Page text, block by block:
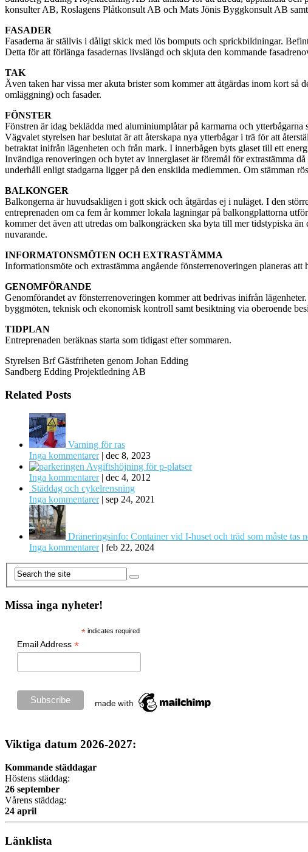
konsulter AB, Roslagens Plåtkonsult AB och Mats Jönis Byggkonsult AB
FASADER
Fasaderna är ställvis i dåligt skick med lös bomputs och sprickbildningar.
Detta för att förlänga fasadernas livslängd och skjuta den kommande
TAK
Även taken har vissa mer akuta brister som kommer att åtgärdas inom kort
omläggning) och fasader.
FÖNSTER
Fönstren är idag beklädda med aluminiumplåtar på karmarna och
Vägvalet styrelsen har beslutat är att återskapa nya ytterbågar i trä för att
betraktat inifrån lägenheten och från mark. I innerbågen byts glaset till ett
Invändiga renoveringen och bytet av innerglaset är föremål för extrastämma då
underhåll enligt stadgarna ligger på den enskilda medlemmen. Om stämman
BALKONGER
Balkongerna är huvudsakligen i gott skick och åtgärdas ej i nuläget. I den
entreprenaden om ca fem år kommer lokala lagningar på balkongplattorna
kommer det även att utredas om balkongräcken ska byta till mer tidstypiska än
nuvarande.
INFORMATONSMÖTEN OCH EXTRASTÄMMA
Informationsmöte och extrastämma angående fönsterrenoveringen planeras att
GENOMFÖRANDE
Genomförandet av fönsterrenoveringen kommer att bedrivas inifrån
byggmöten, teknisk och ekonomisk kontroll samt besiktning via oberoende
TIDPLAN
Entreprenaden beräknas starta som tidigast efter sommaren.
Styrelsen Brf Gästfriheten genom Johan Edding
Sandberg Edding Projektledning AB
Related Posts
Varning för ras
Inga kommentarer| dec 8, 2023
Avgiftshöjning för p-platser
Inga kommentarer| dec 4, 2012
Städdag och cykelrensning
Inga kommentarer| sep 24, 2021
Dräneringsinfo: Container vid I-huset och träd som måste tas
Inga kommentarer| feb 22, 2024
Missa inga nyheter!
*indicates required
Email Address *
Viktiga datum 2026-2027:
Kommande städdagar
Höstens städdag:
26 september
Vårens städdag:
24 april
Länklista